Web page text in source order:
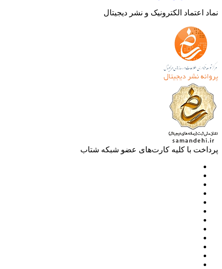
اعتماد الکترونیک و نشر دیجیتال
با کلیه کارت‌های عضو شبکه شتاب